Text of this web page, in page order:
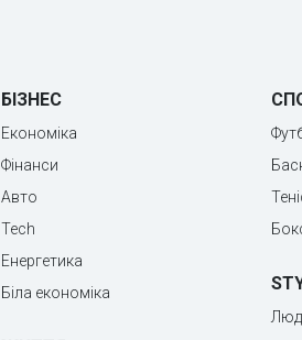
БІЗНЕС
Економіка
Фінанси
Авто
Tech
Енергетика
Біла економіка